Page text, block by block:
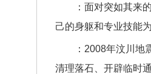
：面对突如其来的
己的身躯和专业技能
：2008年汶川地震
清理落石、开辟临时